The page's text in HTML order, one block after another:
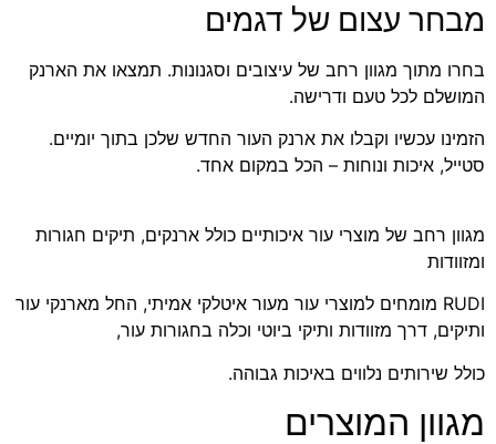
מבחר עצום של דגמים
בחרו מתוך מגוון רחב של עיצובים וסגנונות. תמצאו את הארנק
המושלם לכל טעם ודרישה.
הזמינו עכשיו וקבלו את ארנק העור החדש שלכן בתוך יומיים.
סטייל, איכות ונוחות – הכל במקום אחד.
מגוון רחב של מוצרי עור איכותיים כולל ארנקים, תיקים חגורות
ומזוודות
RUDI מומחים למוצרי עור מעור איטלקי אמיתי, החל מארנקי עור
ותיקים, דרך מזוודות ותיקי ביוטי וכלה בחגורות עור,
כולל שירותים נלווים באיכות גבוהה.
מגוון המוצרים